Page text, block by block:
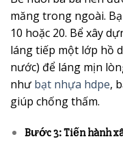
măng trong ngoài.
10 hoặc 20. Bể xây
láng tiếp một lớp hồ
nước) để láng mịn
như bạt nhựa hdpe,
giúp chống thấm.
Bước 3: Tiến hành